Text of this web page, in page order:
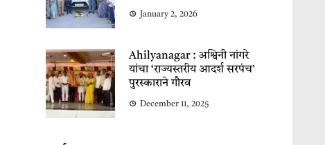
January 2, 2026
Ahilyanagar : अश्विनी नांगरे
यांचा ‘राज्यस्तरीय आदर्श सरपंच’
पुरस्काराने गौरव
December 11, 2025